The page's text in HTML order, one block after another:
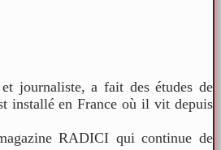
journaliste, a fait des études de
installé en France où il vit depuis
RADICI qui continue de